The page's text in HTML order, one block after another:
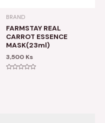
BRAND
FARMSTAY REAL
CARROT ESSENCE
MASK(23ml)
3,500 Ks